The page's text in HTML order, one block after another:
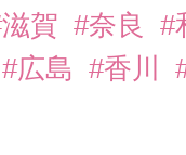
賀 #奈良
#
#広島 #香川